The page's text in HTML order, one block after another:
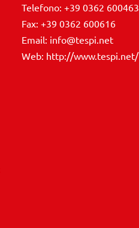
Telefono: +39 0362 600463
Fax: +39 0362 600616
Email: info@tespi.net
Web: http://www.tespi.net/